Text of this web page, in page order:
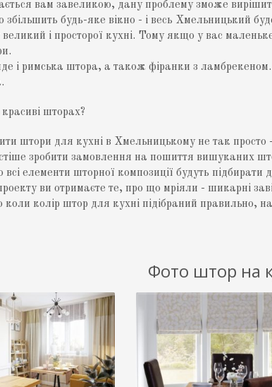
вам завеликою, дану проблему зможе
збільшить будь-яке вікно - і весь Хмельницький
великий і просторої кухні. Тому якщо у вас
і римська штора, а також фіранки з
шторах?
штори для кухні в Хмельницькому не так просто
зробити замовлення на пошиття вишуканих
всі елементи шторної композиції будуть підбирати
ви отримаєте те, про що мріяли - шикарні
колір штор для кухні підібраний правильно,
Фото штор на